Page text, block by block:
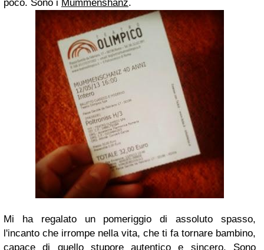
poco. Sono i Mummenshanz.
Mi ha regalato un pomeriggio di assoluto spasso,
l'incanto che irrompe nella vita, che ti fa tornare bambino,
capace di quello stupore autentico e sincero. Sono